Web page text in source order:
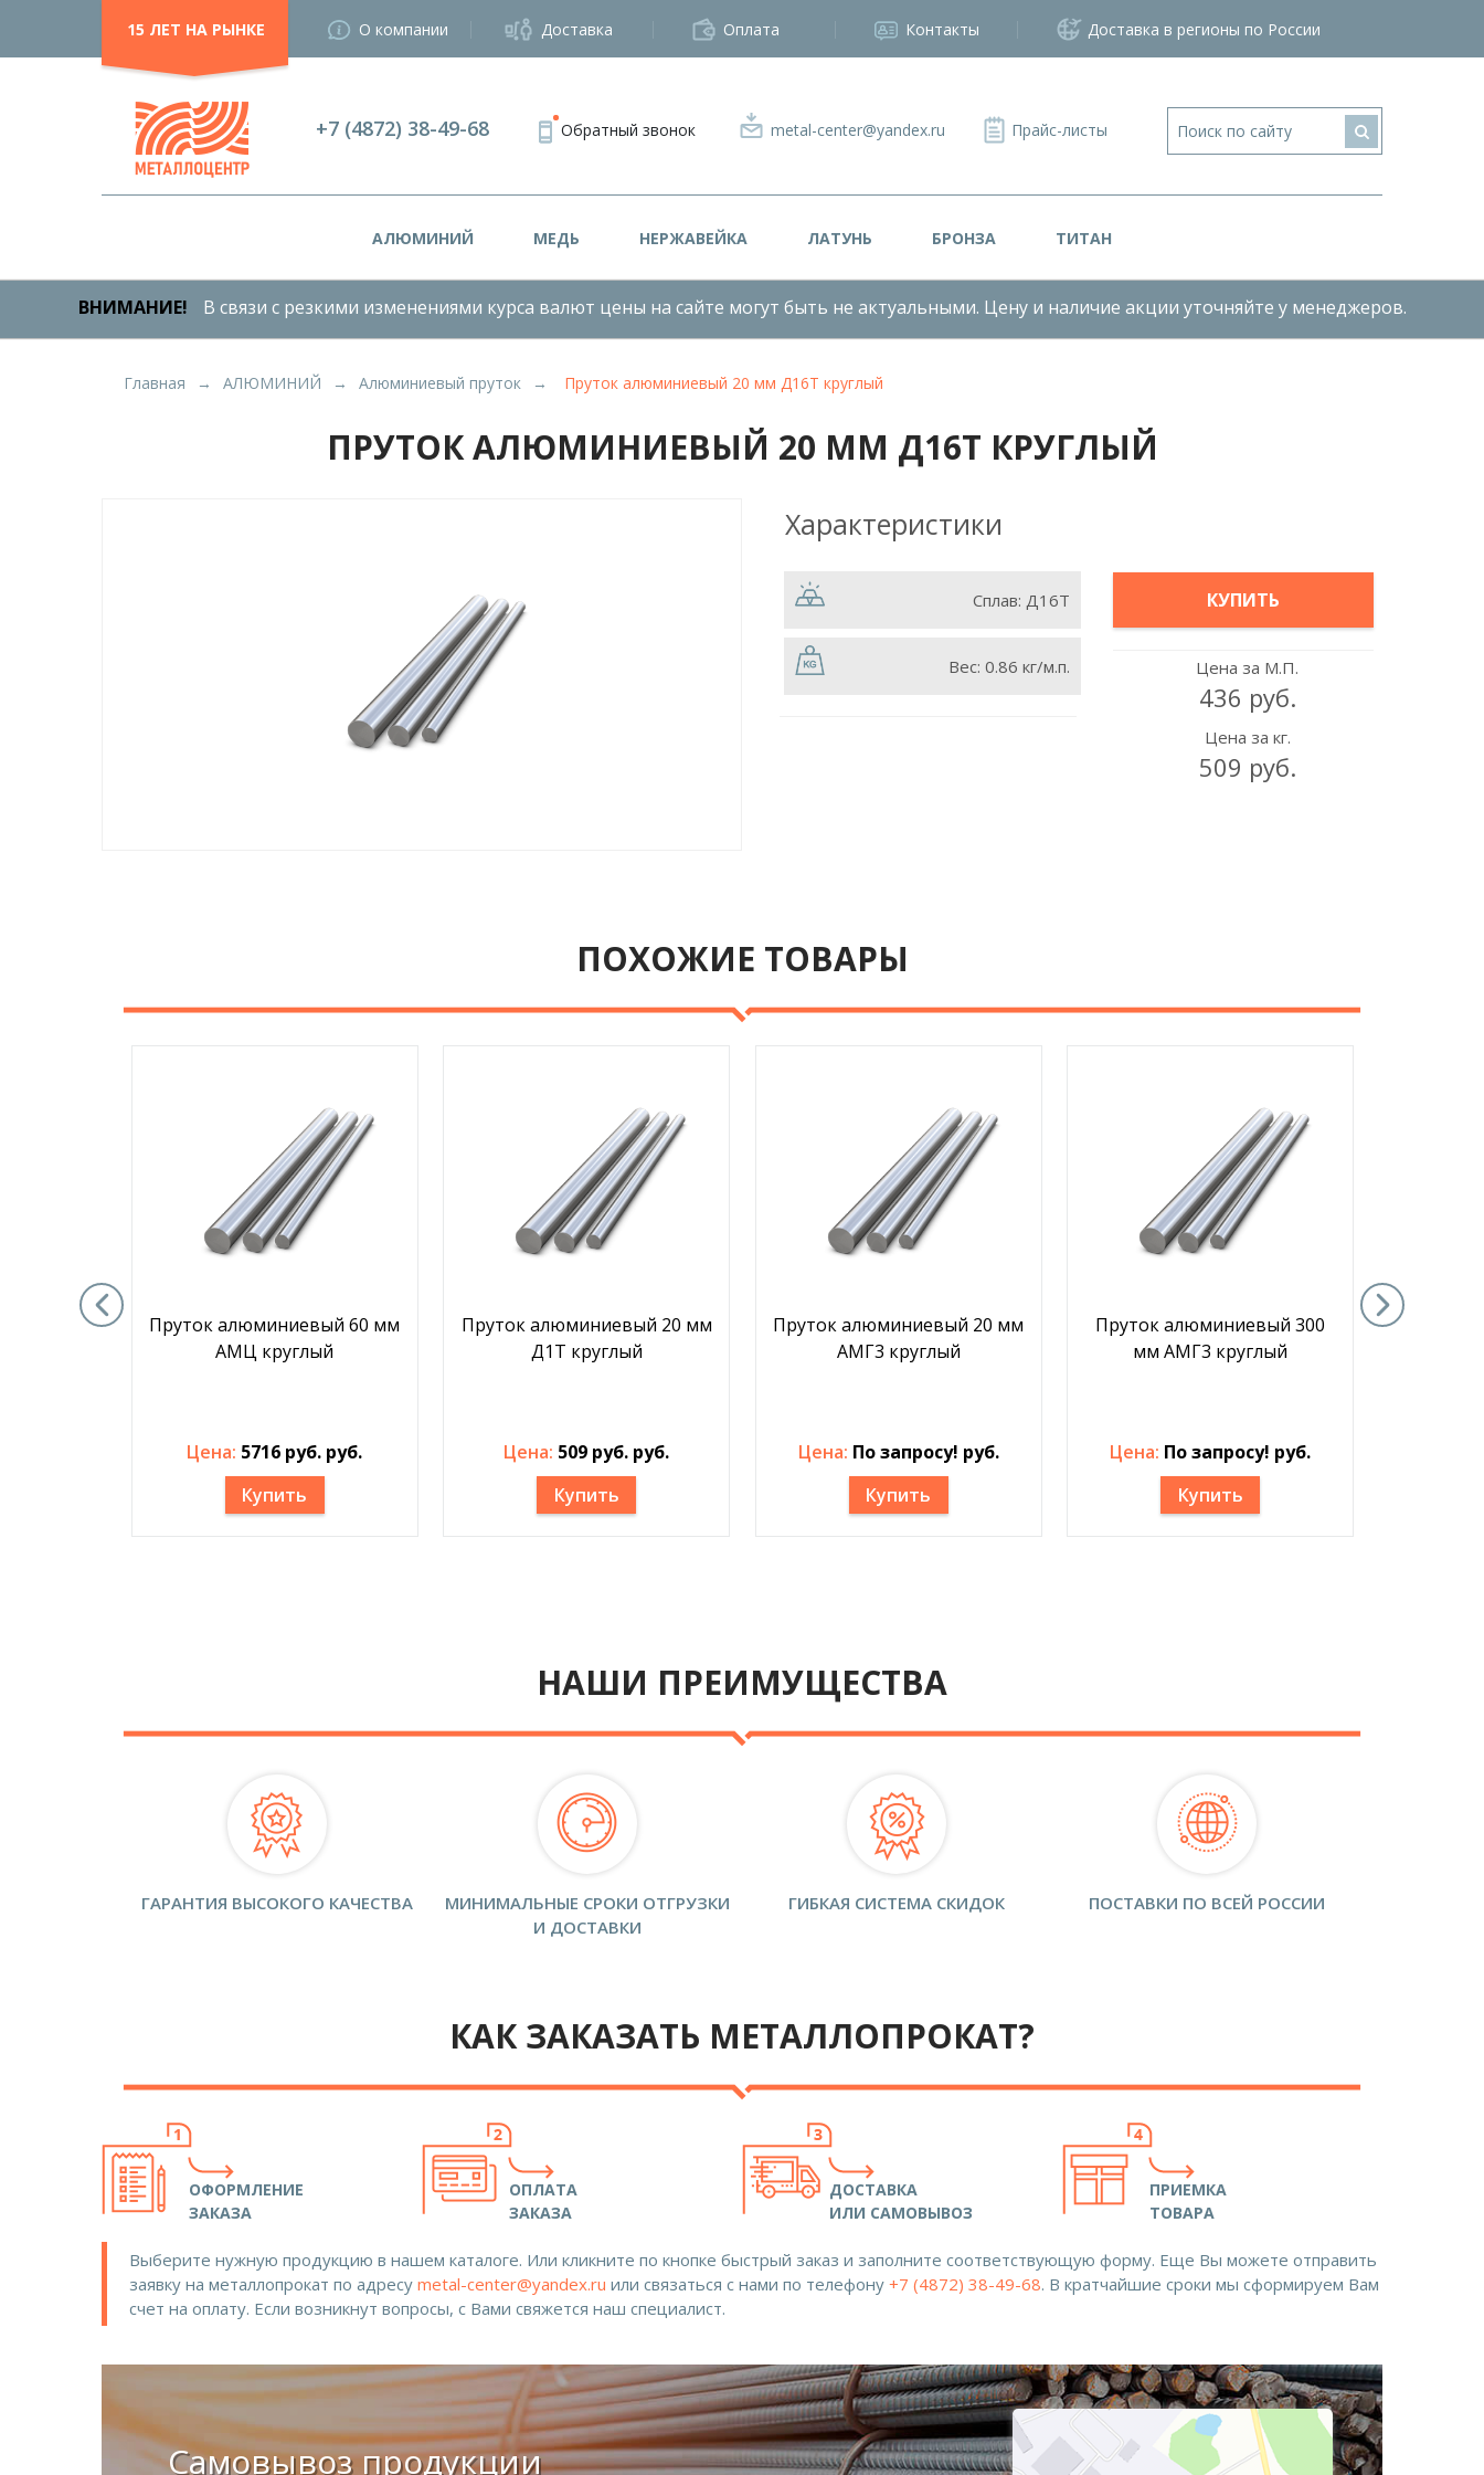
15 ЛЕТ НА РЫНКЕ О компании Доставка Оплата Контакты Доставка в регионы по России
+7 (4872) 38-49-68 Обратный звонок metal-center@yandex.ru Прайс-листы
АЛЮМИНИЙ МЕДЬ НЕРЖАВЕЙКА ЛАТУНЬ БРОНЗА ТИТАН
ВНИМАНИЕ! В связи с резкими изменениями курса валют цены на сайте могут быть не актуальными. Цену и наличие акции уточняйте у менеджеров.
Главная АЛЮМИНИЙ Алюминиевый пруток Пруток алюминиевый 20 мм Д16Т круглый
ПРУТОК АЛЮМИНИЕВЫЙ 20 ММ Д16Т КРУГЛЫЙ
Характеристики
Сплав:Д16Т
Вес:0.86 кг/м.п.
КУПИТЬ
Цена за М.П.
436 руб.
Цена за кг.
509 руб.
ПОХОЖИЕ ТОВАРЫ
14 мм
Пруток алюминиевый 60 мм
АМЦ круглый
Цена: 5716 руб. руб.
Купить
Пруток алюминиевый 20 мм
Д1Т круглый
Цена: 509 руб. руб.
Купить
Пруток алюминиевый 20 мм
АМГ3 круглый
Цена: По запросу! руб.
Купить
Пруток алюминиевый 300
мм АМГ3 круглый
Цена: По запросу! руб.
Купить
НАШИ ПРЕИМУЩЕСТВА
ГАРАНТИЯ ВЫСОКОГО КАЧЕСТВА
МИНИМАЛЬНЫЕ СРОКИ ОТГРУЗКИ
И ДОСТАВКИ
ГИБКАЯ СИСТЕМА СКИДОК ПОСТАВКИ ПО ВСЕЙ РОССИИ
КАК ЗАКАЗАТЬ МЕТАЛЛОПРОКАТ?
ОФОРМЛЕНИЕ
ЗАКАЗА
ОПЛАТА
ЗАКАЗА
ДОСТАВКА
ИЛИ САМОВЫВОЗ
ПРИЕМКА
ТОВАРА
Выберите нужную продукцию в нашем каталоге. Или кликните по кнопке быстрый заказ и заполните соответствующую форму. Еще Вы можете отправить
заявку на металлопрокат по адресу metal-center@yandex.ru или связаться с нами по телефону +7 (4872) 38-49-68. В кратчайшие сроки мы сформируем Вам
счет на оплату. Если возникнут вопросы, с Вами свяжется наш специалист.
Самовывоз продукции